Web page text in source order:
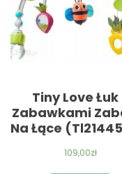
Tiny Love Łuk
Zabawkami
Na Łące
109,00zł